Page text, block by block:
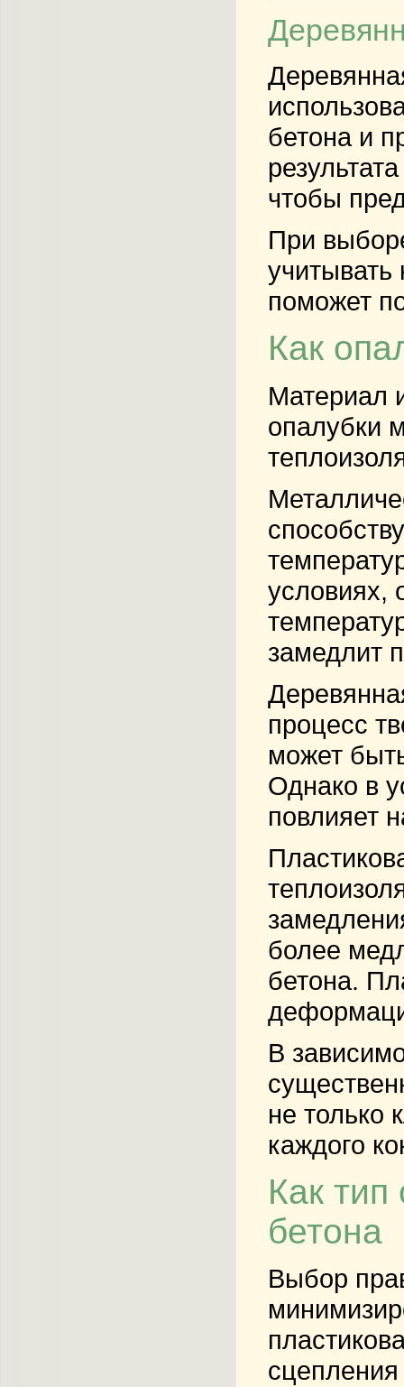
бетона и
чтобы
При
учитывать
поможет
Как
Материал
опалубки
условиях,
замедлит
процесс
может
Однако в
повлияет
более
бетона.
В
не только
каждого
Как
бетона
Выбор